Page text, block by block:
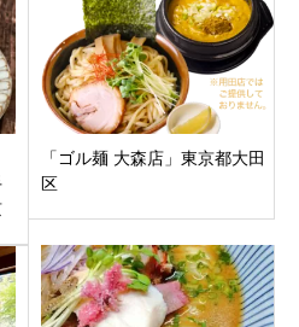
「ゴル麺 大森店」東京都大田
区